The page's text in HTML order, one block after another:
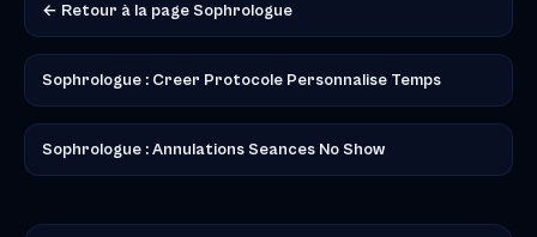
← Retour à la page Sophrologue
Sophrologue : Creer Protocole Personnalise Temps
Sophrologue : Annulations Seances No Show